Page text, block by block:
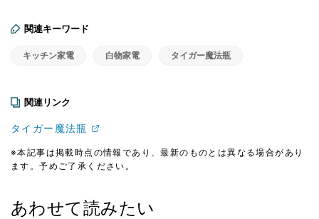
関連キーワード
キッチン家電 白物家電 タイガー魔法瓶
関連リンク
タイガー魔法瓶
※本記事は掲載時点の情報であり、最新のものとは異なる場合があり
ます。予めご了承ください。
あわせて読みたい